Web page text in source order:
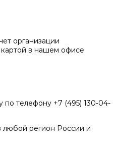
организации
в нашем офисе
по телефону +7 (495) 130-04-
любой регион России и